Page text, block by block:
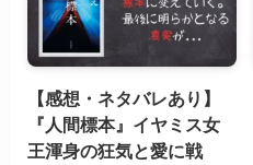
【感想・ネタバレあり】
『人間標本』イヤミス女
王渾身の狂気と愛に戦